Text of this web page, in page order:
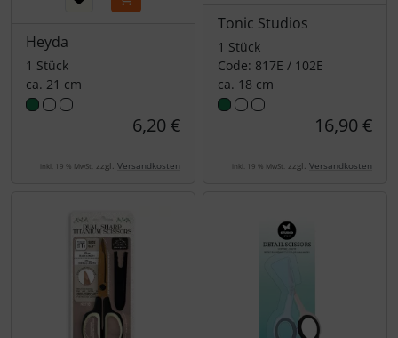
Heyda
1 Stück
ca. 21 cm
6,20 €
inkl. 19 % MwSt. zzgl. Versandkosten
Tonic Studios
1 Stück
Code: 817E / 102E
ca. 18 cm
16,90 €
inkl. 19 % MwSt. zzgl. Versandkosten